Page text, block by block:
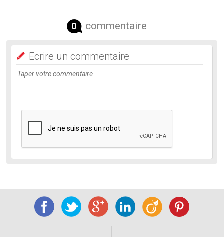
0 commentaire
Ecrire un commentaire